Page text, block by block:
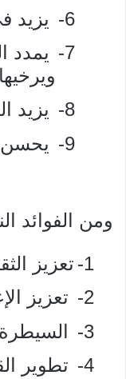
6-
يزيد
7-
يمدد
ويرخيها
8-
يزيد
9-
يحسن
ومن الفوائد
1- تعزيز
2-
تعزيز
3-
4-
تطوير